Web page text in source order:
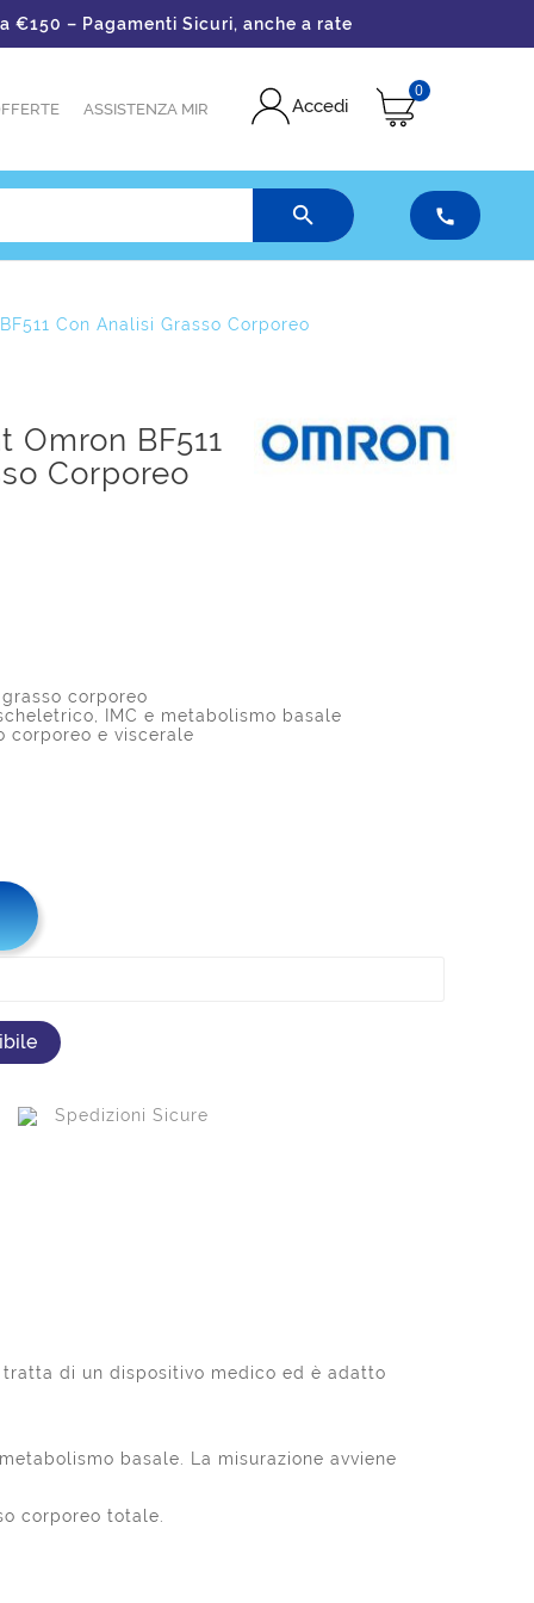
– Pagamenti Sicuri, anche a rate
ASSISTENZA MIR Accedi
0
 
Con Analisi Grasso Corporeo
Omron BF511
Corporeo
corporeo
IMC e metabolismo basale
corporeo e viscerale
Spedizioni Sicure
di un dispositivo medico ed è adatto
basale. La misurazione avviene
corporeo totale.